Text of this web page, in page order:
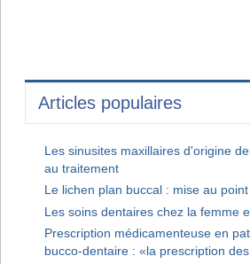
Articles populaires
Les sinusites maxillaires d'origine
au traitement
Le lichen plan buccal : mise au point
Les soins dentaires chez la femme
Prescription médicamenteuse en
bucco-dentaire : «la prescription